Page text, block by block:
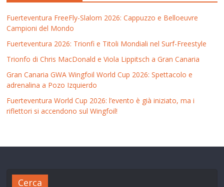
Fuerteventura FreeFly-Slalom 2026: Cappuzzo e Belloeuvre
Campioni del Mondo
Fuerteventura 2026: Trionfi e Titoli Mondiali nel Surf-Freestyle
Trionfo di Chris MacDonald e Viola Lippitsch a Gran Canaria
Gran Canaria GWA Wingfoil World Cup 2026: Spettacolo e
adrenalina a Pozo Izquierdo
Fuerteventura World Cup 2026: l’evento è già iniziato, ma i
riflettori si accendono sul Wingfoil!
Cerca